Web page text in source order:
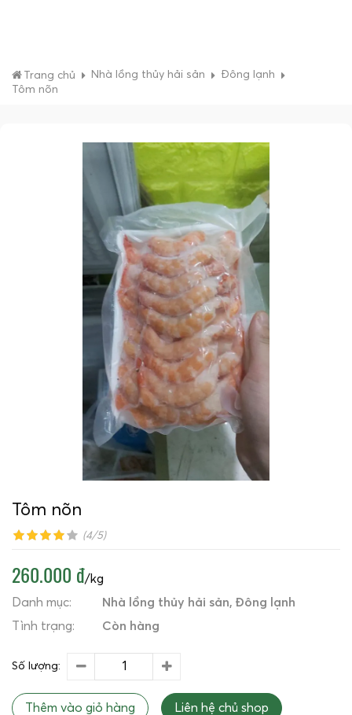
Trang chủ Nhà lồng thủy hải sản
Đông lạnh
Tôm nõn
Tôm nõn
(4/5)
260.000 đ/kg
Danh mục:
Nhà lồng thủy hải sản Đông lạnh
Tình trạng:
Còn hàng
Số lượng:
Thêm vào giỏ hàng Liên hệ chủ shop